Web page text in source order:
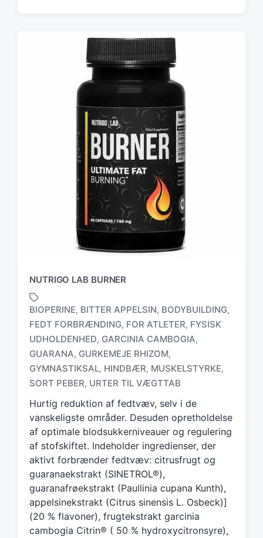
NUTRIGO LAB BURNER
a
g
g
d
w
i
t
h
BIOPERINE, BITTER APPELSIN, BODYBUILDING,
FEDT FORBRÆNDING, FOR ATLETER, FYSISK
UDHOLDENHED, GARCINIA CAMBOGIA,
GUARANA, GURKEMEJE RHIZOM,
GYMNASTIKSAL, HINDBÆR, MUSKELSTYRKE,
SORT PEBER, URTER TIL VÆGTTAB
Hurtig reduktion af fedtvæv, selv i de
vanskeligste områder. Desuden opretholdelse
af optimale blodsukkerniveauer og regulering
af stofskiftet. Indeholder ingredienser, der
aktivt forbrænder fedtvæv: citrusfrugt og
guaranaekstrakt (SINETROL®),
guaranafrøekstrakt (Paullinia cupana Kunth),
appelsinekstrakt (Citrus sinensis L. Osbeck)]
(20 % flavoner), frugtekstrakt garcinia
cambogia Citrin® ( 50 % hydroxycitronsyre),